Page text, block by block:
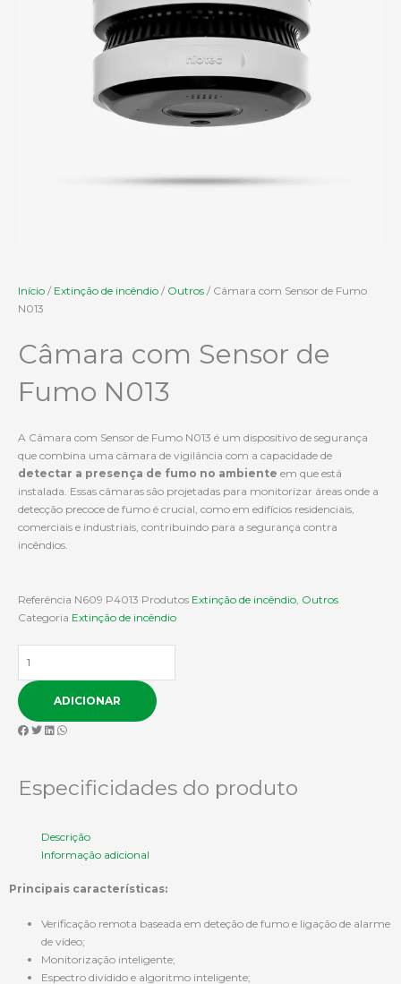
Início / Extinção de incêndio / Outros / Câmara com Sensor de Fumo
N013
Câmara com Sensor de
Fumo N013
A Câmara com Sensor de Fumo N013 é um dispositivo de segurança
que combina uma câmara de vigilância com a capacidade de
detectar a presença de fumo no ambiente em que está
instalada. Essas câmaras são projetadas para monitorizar áreas onde a
detecção precoce de fumo é crucial, como em edifícios residenciais,
comerciais e industriais, contribuindo para a segurança contra
incêndios.
Referência N609 P4013 Produtos Extinção de incêndio Outros
Categoria Extinção de incêndio
Câmara
com
Sensor
ADICIONAR
Especificidades do produto
Descrição
Informação adicional
Principais características:
Verificação remota baseada em deteção de fumo e ligação de alarme
de vídeo;
Monitorização inteligente;
Espectro dividido e algoritmo inteligente;